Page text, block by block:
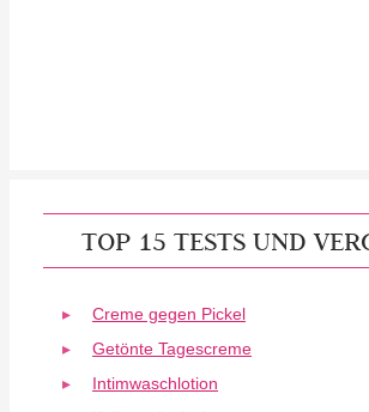
TOP 15 TESTS UND
Creme gegen Pickel
Getönte Tagescreme
Intimwaschlotion